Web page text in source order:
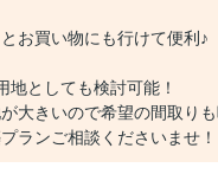
買い物にも行けて便利♪
地としても検討可能！
大きいので希望の間取りも
ンご相談くださいませ！